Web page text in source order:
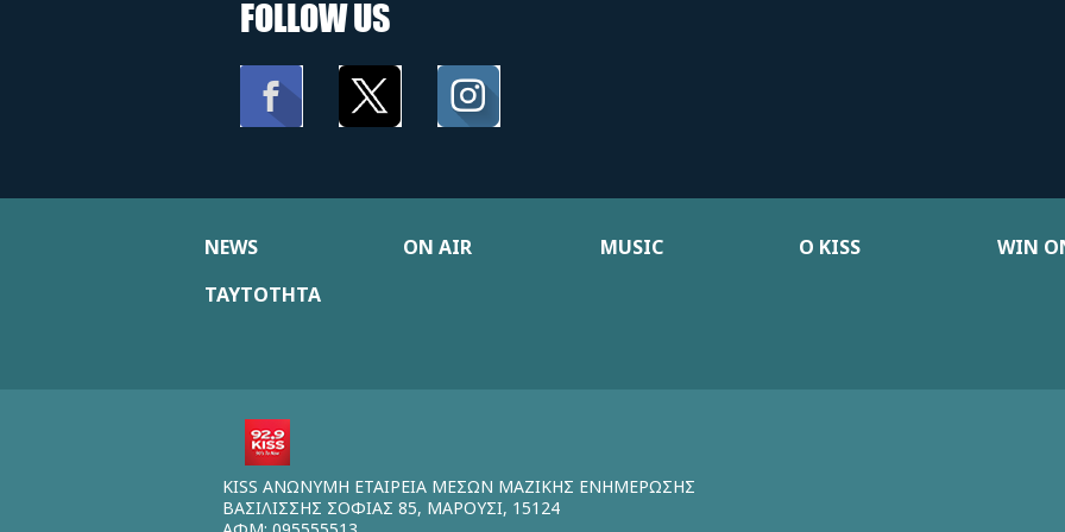
FOLLOW US
NEWS ON AIR MUSIC Ο KISS WIN
ΤΑΥΤΟΤΗΤΑ
KISS ΑΝΩΝΥΜΗ ΕΤΑΙΡΕΙΑ ΜΕΣΩΝ ΜΑΖΙΚΗΣ ΕΝΗΜΕΡΩΣΗΣ
ΒΑΣΙΛΙΣΣΗΣ ΣΟΦΙΑΣ 85, ΜΑΡΟΥΣΙ, 15124